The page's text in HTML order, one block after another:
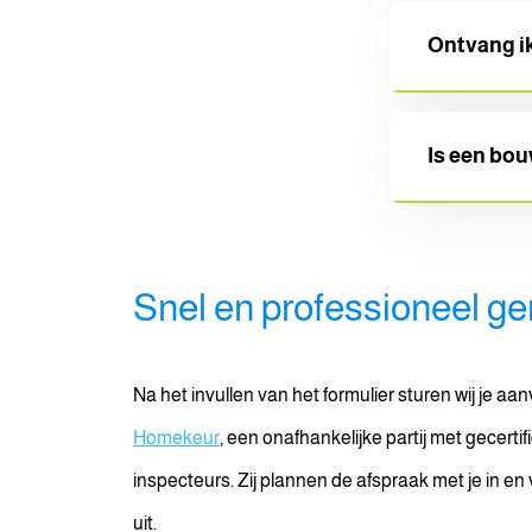
Ja, dat is
Ontvang
Ja, na
Is een
aankoop
Snel en professioneel
Na het invullen van het formulier sturen wij je
Homekeur, een onafhankelijke partij met
inspecteurs. Zij plannen de afspraak met je in
uit.